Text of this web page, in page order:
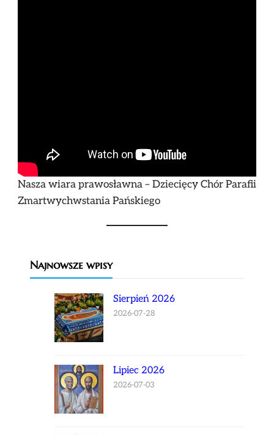
Nasza wiara prawosławna – Dziecięcy Chór Parafii
Zmartwychwstania Pańskiego
Najnowsze wpisy
Sierpień 2026
2026-07-28
Lipiec 2026
2026-07-03